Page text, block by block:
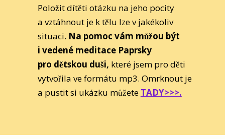
Položit dítěti otázku na jeho pocity
a vztáhnout je k tělu lze v jakékoliv
situaci. Na pomoc vám můžou být
i vedené meditace Paprsky
pro dětskou duši, které jsem pro děti
vytvořila ve formátu mp3. Omrknout je
a pustit si ukázku můžete TADY>>>.